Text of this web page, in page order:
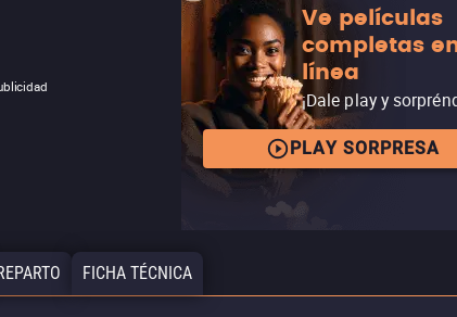
Ve películas
completas
línea
¡Dale play y
PLAY SORPRESA
FICHA TÉCNICA